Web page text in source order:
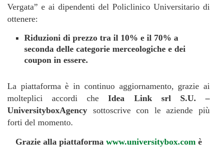
Vergata” e ai dipendenti del Policlinico Universitario di
ottenere:
Riduzioni di prezzo tra il 10% e il 70% a
seconda delle categorie merceologiche e dei
coupon in essere.
La piattaforma è in continuo aggiornamento, grazie ai
molteplici accordi cheIdea Link srl S.U. –
UniversityboxAgency sottoscrive con le aziende più
forti del momento.
Grazie alla piattaforma www.universitybox.com è